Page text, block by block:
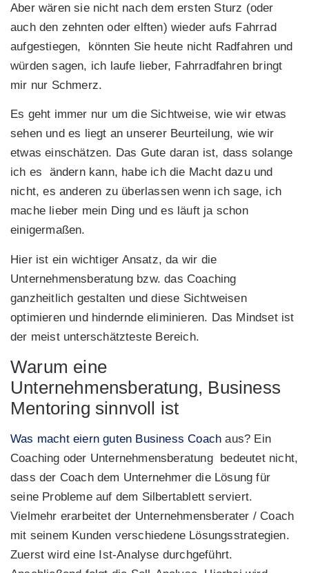
Aber wären sie nicht nach dem ersten Sturz (oder
auch den zehnten oder elften) wieder aufs Fahrrad
aufgestiegen, könnten Sie heute nicht Radfahren und
würden sagen, ich laufe lieber, Fahrradfahren bringt
mir nur Schmerz.
Es geht immer nur um die Sichtweise, wie wir etwas
sehen und es liegt an unserer Beurteilung, wie wir
etwas einschätzen. Das Gute daran ist, dass solange
ich es ändern kann, habe ich die Macht dazu und
nicht, es anderen zu überlassen wenn ich sage, ich
mache lieber mein Ding und es läuft ja schon
einigermaßen.
Hier ist ein wichtiger Ansatz, da wir die
Unternehmensberatung bzw. das Coaching
ganzheitlich gestalten und diese Sichtweisen
optimieren und hindernde eliminieren. Das Mindset ist
der meist unterschätzteste Bereich.
Warum eine
Unternehmensberatung, Business
Mentoring sinnvoll ist
Was macht eiern guten Business Coach aus? Ein
Coaching oder Unternehmensberatung bedeutet nicht,
dass der Coach dem Unternehmer die Lösung für
seine Probleme auf dem Silbertablett serviert.
Vielmehr erarbeitet der Unternehmensberater / Coach
mit seinem Kunden verschiedene Lösungsstrategien.
Zuerst wird eine Ist-Analyse durchgeführt.